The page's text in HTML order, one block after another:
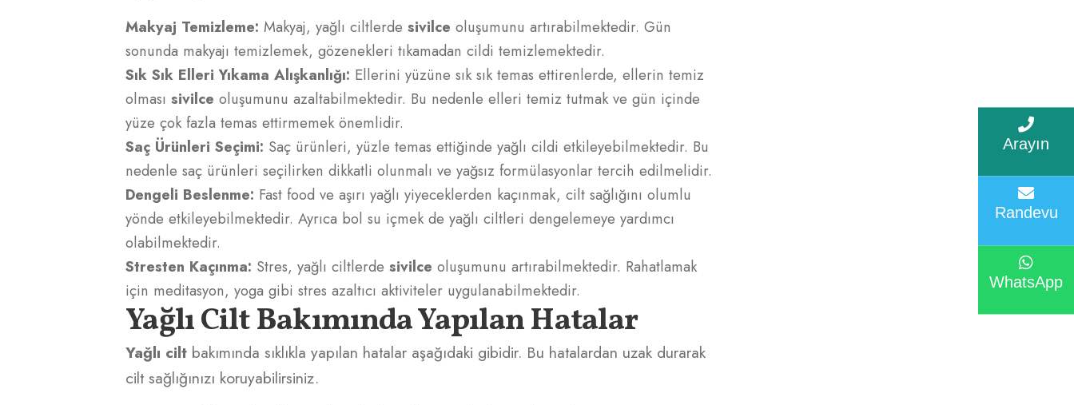
Makyaj Temizleme: Makyaj, yağlı ciltlerdesivilceoluşumunu artırabilmektedir. Gün
sonunda makyajı temizlemek, gözenekleri tıkamadan cildi temizlemektedir.
Sık Sık Elleri Yıkama Alışkanlığı: Ellerini yüzüne sık sık temas ettirenlerde, ellerin temiz
olmasısivilceoluşumunu azaltabilmektedir. Bu nedenle elleri temiz tutmak ve gün içinde
yüze çok fazla temas ettirmemek önemlidir.
Saç Ürünleri Seçimi: Saç ürünleri, yüzle temas ettiğinde yağlı cildi etkileyebilmektedir. Bu
nedenle saç ürünleri seçilirken dikkatli olunmalı ve yağsız formülasyonlar tercih edilmelidir.
Dengeli Beslenme: Fast food ve aşırı yağlı yiyeceklerden kaçınmak, cilt sağlığını olumlu
yönde etkileyebilmektedir. Ayrıca bol su içmek de yağlı ciltleri dengelemeye yardımcı
olabilmektedir.
Stresten Kaçınma: Stres, yağlı ciltlerdesivilceoluşumunu artırabilmektedir. Rahatlamak
için meditasyon, yoga gibi stres azaltıcı aktiviteler uygulanabilmektedir.
Yağlı Cilt Bakımında Yapılan Hatalar
Yağlı cilt bakımında sıklıkla yapılan hatalar aşağıdaki gibidir. Bu hatalardan uzak durarak
cilt sağlığınızı koruyabilirsiniz.
Arayın
Randevu
WhatsApp